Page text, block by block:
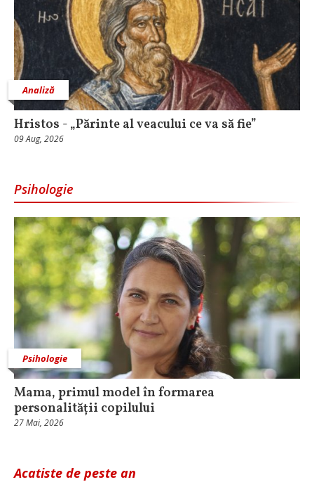
Analiză
Hristos - „Părinte al veacului ce va să fie”
09 Aug, 2026
Psihologie
Psihologie
Mama, primul model în formarea
personalității copilului
27 Mai, 2026
Acatiste de peste an